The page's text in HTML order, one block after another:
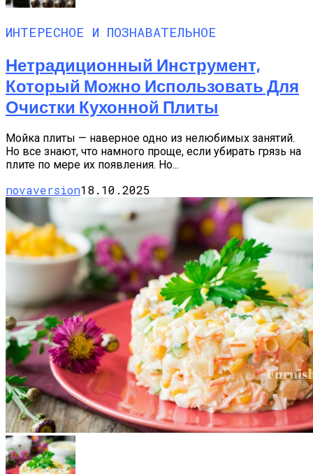
ИНТЕРЕСНОЕ И ПОЗНАВАТЕЛЬНОЕ
Нетрадиционный Инструмент,
Который Можно Использовать Для
Очистки Кухонной Плиты
Мойка плиты — наверное одно из нелюбимых занятий.
Но все знают, что намного проще, если убирать грязь на
плите по мере их появления. Но...
novaversion18.10.2025